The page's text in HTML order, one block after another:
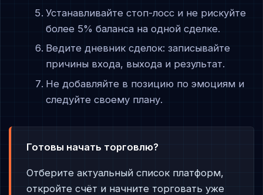
Устанавливайте стоп-лосс и не рискуйте
более 5% баланса на одной сделке.
Ведите дневник сделок: записывайте
причины входа, выхода и результат.
Не добавляйте в позицию по эмоциям и
следуйте своему плану.
Готовы начать торговлю?
Отберите актуальный список платформ,
откройте счёт и начните торговать уже